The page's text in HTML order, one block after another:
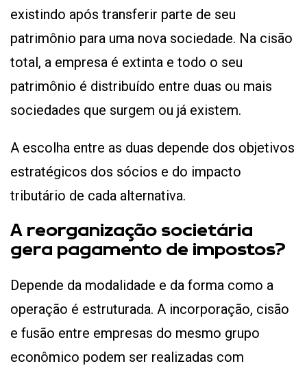
existindo após transferir parte de seu
patrimônio para uma nova sociedade. Na cisão
total, a empresa é extinta e todo o seu
patrimônio é distribuído entre duas ou mais
sociedades que surgem ou já existem.
A escolha entre as duas depende dos objetivos
estratégicos dos sócios e do impacto
tributário de cada alternativa.
A reorganização societária
gera pagamento de impostos?
Depende da modalidade e da forma como a
operação é estruturada. A incorporação, cisão
e fusão entre empresas do mesmo grupo
econômico podem ser realizadas com